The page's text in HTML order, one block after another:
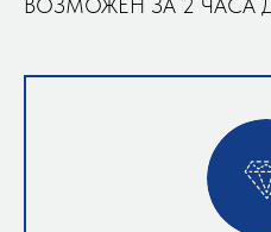
ВОЗМОЖЕН ЗА 2 ЧАСА